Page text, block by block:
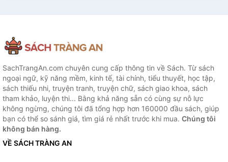
SachTrangAn.com chuyên cung cấp thông tin về Sách. Từ sách
ngoại ngữ, kỹ năng mềm, kinh tế, tài chính, tiểu thuyết, học tập,
sách thiếu nhi, truyện tranh, truyện chữ, sách giao khoa, sách
tham khảo, luyện thi... Bằng khả năng sẵn có cùng sự nỗ lực
không ngừng, chúng tôi đã tổng hợp hơn 160000 đầu sách, giúp
bạn có thể so sánh giá, tìm giá rẻ nhất trước khi mua. Chúng tôi
không bán hàng.
VỀ SÁCH TRÀNG AN